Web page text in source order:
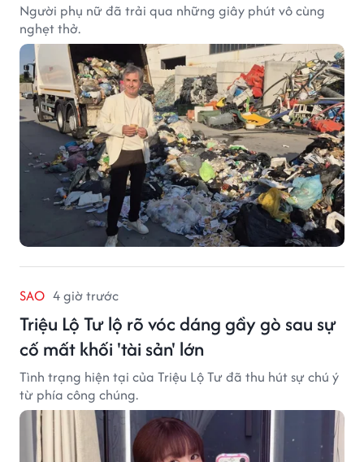
Người phụ nữ đã trải qua những giây phút vô cùng
nghẹt thở.
SAO 4 giờ trước
Triệu Lộ Tư lộ rõ vóc dáng gầy gò sau sự
cố mất khối 'tài sản' lớn
Tình trạng hiện tại của Triệu Lộ Tư đã thu hút sự chú ý
từ phía công chúng.